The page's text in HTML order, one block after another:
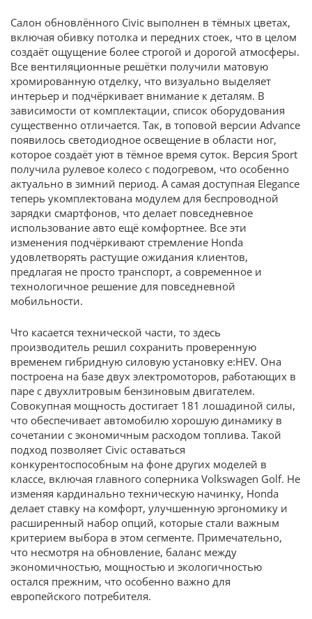
Салон обновлённого Civic выполнен в тёмных цветах,
включая обивку потолка и передних стоек, что в целом
создаёт ощущение более строгой и дорогой атмосферы.
Все вентиляционные решётки получили матовую
хромированную отделку, что визуально выделяет
интерьер и подчёркивает внимание к деталям. В
зависимости от комплектации, список оборудования
существенно отличается. Так, в топовой версии Advance
появилось светодиодное освещение в области ног,
которое создаёт уют в тёмное время суток. Версия Sport
получила рулевое колесо с подогревом, что особенно
актуально в зимний период. А самая доступная Elegance
теперь укомплектована модулем для беспроводной
зарядки смартфонов, что делает повседневное
использование авто ещё комфортнее. Все эти
изменения подчёркивают стремление Honda
удовлетворять растущие ожидания клиентов,
предлагая не просто транспорт, а современное и
технологичное решение для повседневной
мобильности.
Что касается технической части, то здесь
производитель решил сохранить проверенную
временем гибридную силовую установку e:HEV. Она
построена на базе двух электромоторов, работающих в
паре с двухлитровым бензиновым двигателем.
Совокупная мощность достигает 181 лошадиной силы,
что обеспечивает автомобилю хорошую динамику в
сочетании с экономичным расходом топлива. Такой
подход позволяет Civic оставаться
конкурентоспособным на фоне других моделей в
классе, включая главного соперника Volkswagen Golf. Не
изменяя кардинально техническую начинку, Honda
делает ставку на комфорт, улучшенную эргономику и
расширенный набор опций, которые стали важным
критерием выбора в этом сегменте. Примечательно,
что несмотря на обновление, баланс между
экономичностью, мощностью и экологичностью
остался прежним, что особенно важно для
европейского потребителя.